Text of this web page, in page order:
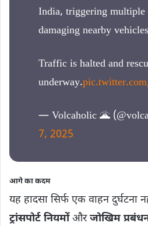
India, triggering multiple
damaging nearby
Traffic is halted and
underway.
— Volcaholic 🌋
7, 2025
आगे का कदम
यह हादसा सिर्फ एक वाहन दुर्घटना
ट्रांसपोर्ट नियमोंऔरजोखिम